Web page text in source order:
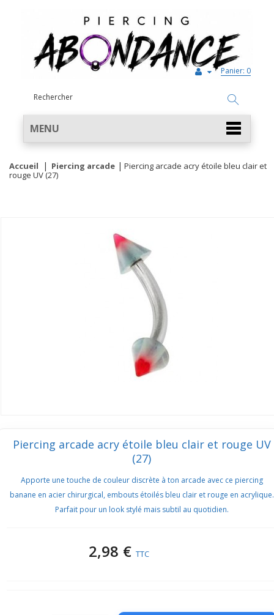
Panier: 0
MENU
Accueil Piercing arcade
Piercing arcade acry étoile bleu clair et
rouge UV (27)
Piercing arcade acry étoile bleu clair et rouge UV
(27)
Apporte une touche de couleur discrète à ton arcade avec ce piercing
banane en acier chirurgical, embouts étoilés bleu clair et rouge en acrylique.
Parfait pour un look stylé mais subtil au quotidien.
2,98 € TTC